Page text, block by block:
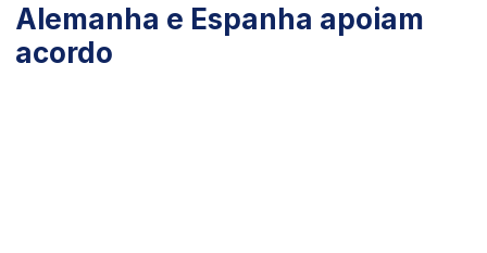
Alemanha e Espanha apoiam
acordo